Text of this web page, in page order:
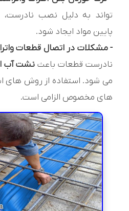
تواند به دلیل نصب نادرست،
پایین مواد ایجاد شود.
- مشکلات در اتصال قطعات
نادرست قطعات باعث نشت آب
می شود. استفاده از روش های
های مخصوص الزامی است.